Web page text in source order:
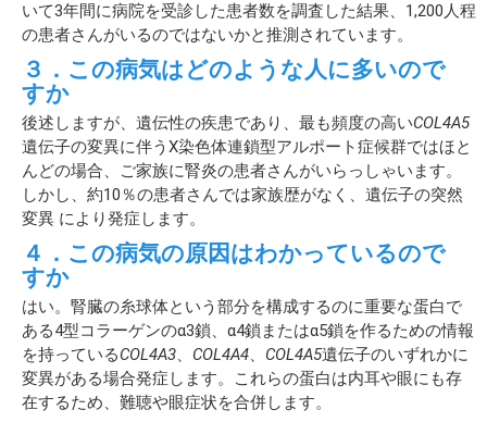
いて3年間に病院を受診した患者数を調査した結果、1,200人程
の患者さんがいるのではないかと推測されています。
３．この病気はどのような人に多いので
すか
後述しますが、遺伝性の疾患であり、最も頻度の高いCOL4A5
遺伝子の変異に伴うX染色体連鎖型アルポート症候群ではほと
んどの場合、ご家族に腎炎の患者さんがいらっしゃいます。
しかし、約10％の患者さんでは家族歴がなく、遺伝子の突然
変異 により発症します。
４．この病気の原因はわかっているので
すか
はい。腎臓の糸球体という部分を構成するのに重要な蛋白で
ある4型コラーゲンのα3鎖、α4鎖またはα5鎖を作るための情報
を持っているCOL4A3、 COL4A4、 COL4A5遺伝子のいずれかに
変異がある場合発症します。これらの蛋白は内耳や眼にも存
在するため、難聴や眼症状を合併します。